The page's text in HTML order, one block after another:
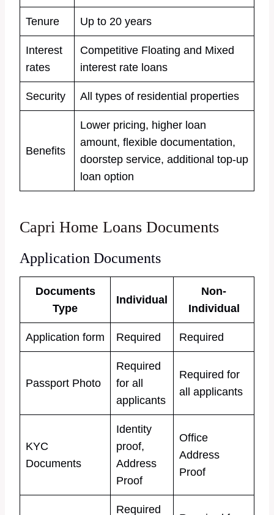
Tenure Up to 20 years
Interest
rates
Competitive Floating and Mixed
interest rate loans
Security All types of residential properties
Benefits
Lower pricing, higher loan
amount, flexible documentation,
doorstep service, additional top-up
loan option
Capri Home Loans Documents
Application Documents
Documents
Type
Individual
Non-
Individual
Application form Required Required
Passport Photo
Required
for all
applicants
Required for
all applicants
KYC
Documents
Identity
proof,
Address
Proof
Office
Address
Proof
Required